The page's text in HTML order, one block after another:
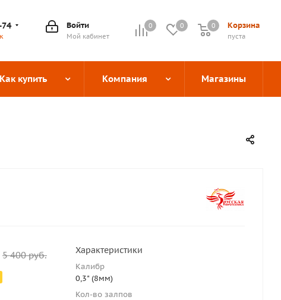
0 0 Корзина
0
пуста
0
Войти
Мой кабинет
Как купить Компания Магазины
5 400руб. Характеристики
Калибр
0,3" (8мм)
Кол-во залпов